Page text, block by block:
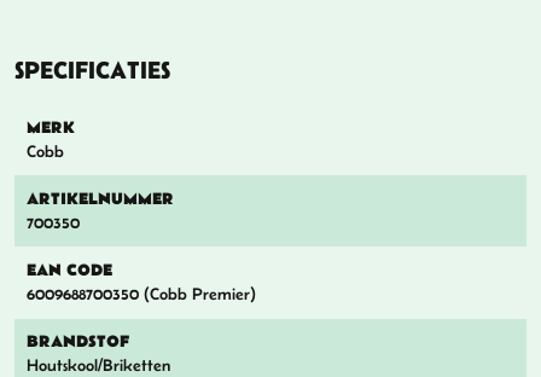
SPECIFICATIES
MERK
Cobb
ARTIKELNUMMER
700350
EAN CODE
6009688700350 (Cobb Premier)
BRANDSTOF
Houtskool/Briketten